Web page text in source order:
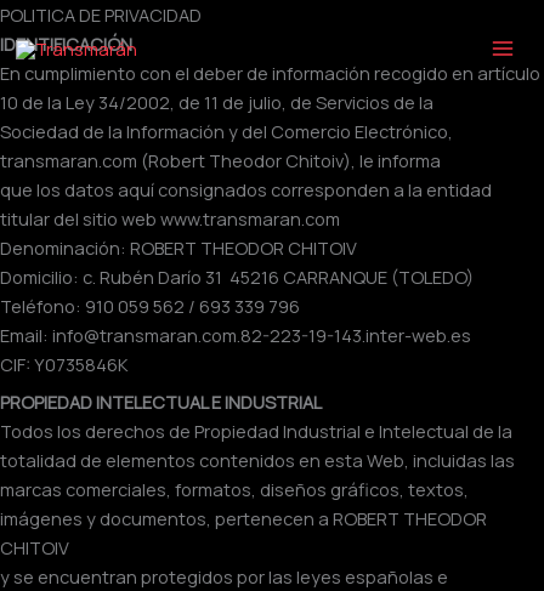
Ir
al
contenido
POLITICA DE PRIVACIDAD
IDENTIFICACIÓN
En cumplimiento con el deber de información recogido en artículo
10 de la Ley 34/2002, de 11 de julio, de Servicios de la
Sociedad de la Información y del Comercio Electrónico,
transmaran.com (Robert Theodor Chitoiv), le informa
que los datos aquí consignados corresponden a la entidad
titular del sitio web www.transmaran.com
Denominación: ROBERT THEODOR CHITOIV
Domicilio: c. Rubén Darío 31 45216 CARRANQUE (TOLEDO)
Teléfono: 910 059 562 / 693 339 796
Email: info@transmaran.com.82-223-19-143.inter-web.es
CIF: Y0735846K
PROPIEDAD INTELECTUAL E INDUSTRIAL
Todos los derechos de Propiedad Industrial e Intelectual de la
totalidad de elementos contenidos en esta Web, incluidas las
marcas comerciales, formatos, diseños gráficos, textos,
imágenes y documentos, pertenecen a ROBERT THEODOR
CHITOIV
y se encuentran protegidos por las leyes españolas e